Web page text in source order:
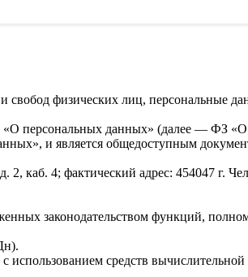
физических лиц, персональные
«О персональных данных» (далее — ФЗ
и является общедоступным
2, каб. 4; фактический адрес: 454047 г.
законодательством функций,
средств вычислительной